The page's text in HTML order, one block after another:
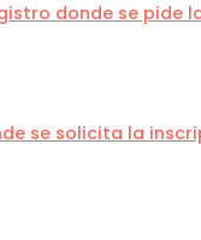
donde se pide
se solicita la